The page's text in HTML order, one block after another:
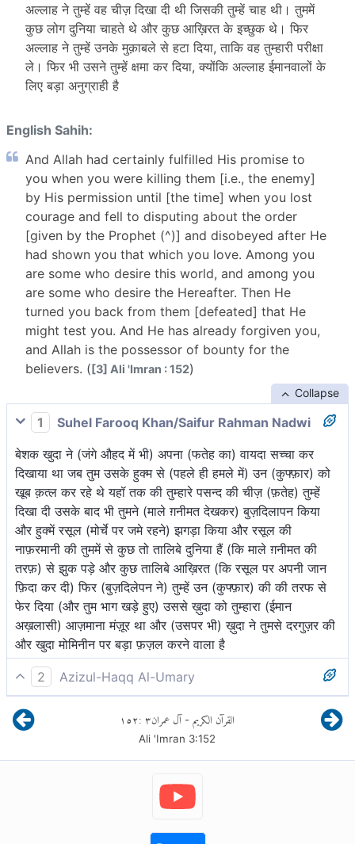
अल्लाह ने तुम्हें वह चीज़ दिखा दी थी जिसकी तुम्हें चाह थी। तुममें
कुछ लोग दुनिया चाहते थे और कुछ आख़िरत के इच्छुक थे। फिर
अल्लाह ने तुम्हें उनके मुक़ाबले से हटा दिया, ताकि वह तुम्हारी परीक्षा
ले। फिर भी उसने तुम्हें क्षमा कर दिया, क्योंकि अल्लाह ईमानवालों के
लिए बड़ा अनुग्राही है
English Sahih:
And Allah had certainly fulfilled His promise to
you when you were killing them [i.e., the enemy]
by His permission until [the time] when you lost
courage and fell to disputing about the order
[given by the Prophet (^)] and disobeyed after He
had shown you that which you love. Among you
are some who desire this world, and among you
are some who desire the Hereafter. Then He
turned you back from them [defeated] that He
might test you. And He has already forgiven you,
and Allah is the possessor of bounty for the
believers. ([3] Ali 'Imran : 152)
Collapse
1
Suhel Farooq Khan/Saifur Rahman Nadwi
बेशक खुदा ने (जंगे औहद में भी) अपना (फतेह का) वायदा सच्चा कर
दिखाया था जब तुम उसके हुक्म से (पहले ही हमले में) उन (कुफ्फ़ार) को
खूब क़त्ल कर रहे थे यहॉ तक की तुम्हारे पसन्द की चीज़ (फ़तेह) तुम्हें
दिखा दी उसके बाद भी तुमने (माले ग़नीमत देखकर) बुज़दिलापन किया
और हुक्में रसूल (मोर्चे पर जमे रहने) झगड़ा किया और रसूल की
नाफ़रमानी की तुममें से कुछ तो तालिबे दुनिया हैं (कि माले ग़नीमत की
तरफ़) से झुक पड़े और कुछ तालिबे आख़िरत (कि रसूल पर अपनी जान
फ़िदा कर दी) फिर (बुज़दिलेपन ने) तुम्हें उन (कुफ्फ़ार) की की तरफ से
फेर दिया (और तुम भाग खड़े हुए) उससे ख़ुदा को तुम्हारा (ईमान
अख़लासी) आज़माना मंज़ूर था और (उसपर भी) ख़ुदा ने तुमसे दरगुज़र की
और खुदा मोमिनीन पर बड़ा फ़ज़ल करने वाला है
2
Azizul-Haqq Al-Umary
तथा अल्लाह ने तुमसे अपना वचन सच कर दिखाया है, जब तुम उसकी
अनुमति से, उनहें काट[1] रहे थे, यहाँ तक कि जब तुमने कायरता दिखायी
तथा (रसूल के) आदेश[2] में विभेद कर लिया और अवज्ञा की, इसके
पश्चात् कि तुम्हें वह (विजय) दिखा दी, जिसे तुम चाहते थे। तुममें से कुछ
संसार चाहते हैं तथा कुछ परलोक चाहते हैं। फिर तुम्हें उनसे फेर दिया,
ताकि तुम्हारी परीक्षा ले और तुम्हें क्षमा कर दिया तथा अल्लाह ईमान वालों
القرآن الكريم - آل عمران٣:١٥٢
Ali 'Imran 3:152